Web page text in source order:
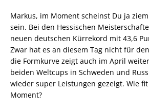
Markus, im Moment scheinst Du ja
sein. Bei den Hessischen
neuen deutschen Kürrekord mit 43,6
Zwar hat es an diesem Tag nicht für
die Formkurve zeigt auch im April
beiden Weltcups in Schweden und
wieder super Leistungen gezeigt. Wie
Moment?